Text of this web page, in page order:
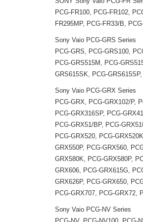
PCG-FR100, PCG-FR102,
FR295MP, PCG-FR33/B,
Sony Vaio PCG-GRS Series
PCG-GRS, PCG-GRS100,
PCG-GRS515M, PCG-
GRS615SK, PCG-
Sony Vaio PCG-GRX Series
PCG-GRX, PCG-GRX102/P,
PCG-GRX316SP, PCG-
PCG-GRX51/BP, PCG-
PCG-GRX520, PCG-
GRX550P, PCG-GRX560,
GRX580K, PCG-GRX580P,
GRX606, PCG-GRX615G,
GRX626P, PCG-GRX650,
PCG-GRX707, PCG-GRX72,
Sony Vaio PCG-NV Series